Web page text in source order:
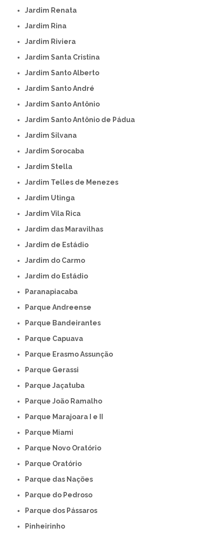
Jardim Renata
Jardim Rina
Jardim Riviera
Jardim Santa Cristina
Jardim Santo Alberto
Jardim Santo André
Jardim Santo Antônio
Jardim Santo Antônio de Pádua
Jardim Silvana
Jardim Sorocaba
Jardim Stella
Jardim Telles de Menezes
Jardim Utinga
Jardim Vila Rica
Jardim das Maravilhas
Jardim de Estádio
Jardim do Carmo
Jardim do Estádio
Paranapiacaba
Parque Andreense
Parque Bandeirantes
Parque Capuava
Parque Erasmo Assunção
Parque Gerassi
Parque Jaçatuba
Parque João Ramalho
Parque Marajoara I e II
Parque Miami
Parque Novo Oratório
Parque Oratório
Parque das Nações
Parque do Pedroso
Parque dos Pássaros
Pinheirinho